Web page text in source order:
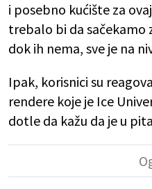
i posebno kućište za
trebalo bi da sačekamo
dok ih nema, sve je na
Ipak, korisnici su
rendere koje je Ice
dotle da kažu da je u